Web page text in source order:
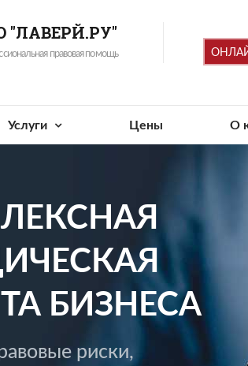
"ЛАВЕРЙ.РУ"
правовая помощь
Услуги Цены О
БИЗНЕСА
риски,